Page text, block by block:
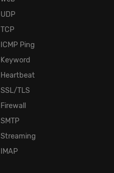
UDP
TCP
ICMP Ping
Keyword
Heartbeat
SSL/TLS
Firewall
SMTP
Streaming
IMAP